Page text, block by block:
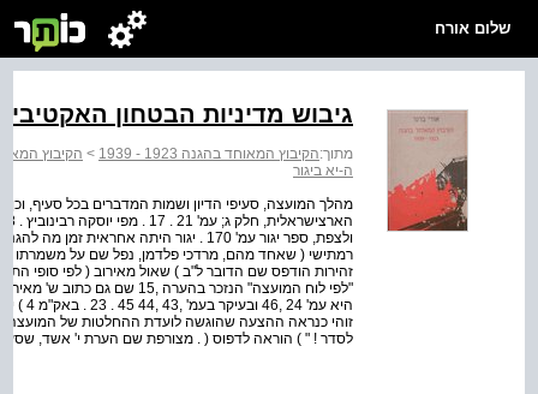
שלום אורח
גיבוש מדיניות הבטחון
מתוך:הקיבוץ המאוחד בהגנה 1923 - 1939 > הקיבוץ המאוחד
ה-יא ביגור
זוהי כנראה ההצעה שהוגשה לועדת ההחלטות של המועצה
לסדר ! " ) הוראה לדפוס ( . מצורפת שם הערת י' אשד,